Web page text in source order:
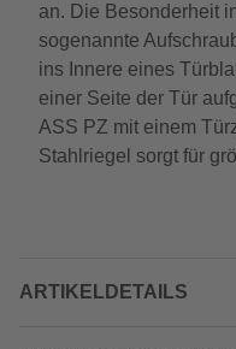
an. Die Besonderheit
sogenannte
ins Innere eines
einer Seite der Tür
ASS PZ mit einem
Stahlriegel sorgt für
ARTIKELDETAILS